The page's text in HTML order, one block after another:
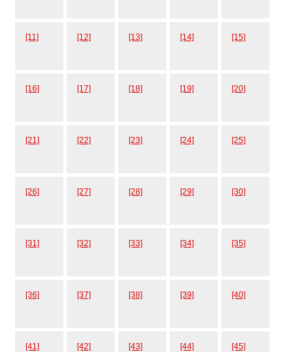
[11] [12] [13] [14] [15]
[16] [17] [18] [19] [20]
[21] [22] [23] [24] [25]
[26] [27] [28] [29] [30]
[31] [32] [33] [34] [35]
[36] [37] [38] [39] [40]
[41] [42] [43] [44] [45]